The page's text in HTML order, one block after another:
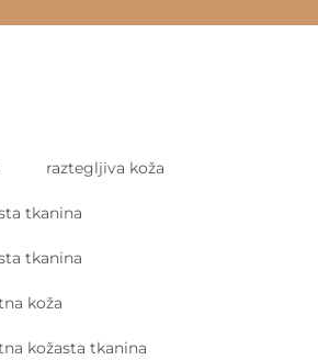
raztegljiva koža
tkanina
tkanina
koža
kožasta tkanina